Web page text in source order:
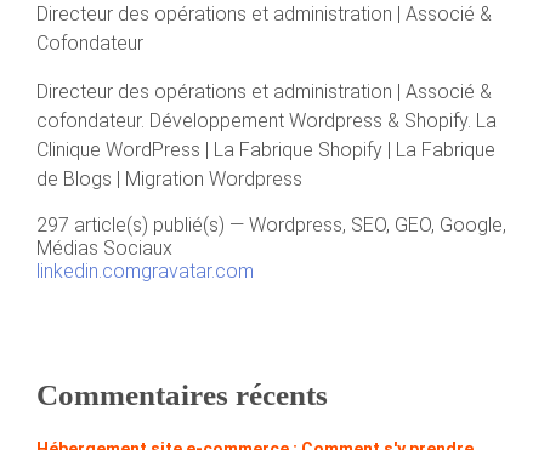
Directeur des opérations et administration | Associé &
Cofondateur
Directeur des opérations et administration | Associé &
cofondateur. Développement Wordpress & Shopify. La
Clinique WordPress | La Fabrique Shopify | La Fabrique
de Blogs | Migration Wordpress
297 article(s) publié(s) — Wordpress, SEO, GEO, Google,
Médias Sociaux
linkedin.comgravatar.com
Commentaires récents